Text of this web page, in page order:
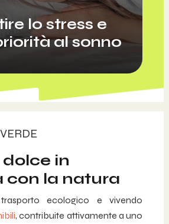
lo stress e
al sonno
in
con la natura
ecologico e vivendo
, contribuite attivamente a uno